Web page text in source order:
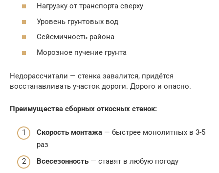
Нагрузку от транспорта сверху
Уровень грунтовых вод
Сейсмичность района
Морозное пучение грунта
Недорассчитали — стенка завалится, придётся
восстанавливать участок дороги. Дорого и опасно.
Преимущества сборных откосных стенок:
Скорость монтажа — быстрее монолитных в 3-5
раз
Всесезонность — ставят в любую погоду